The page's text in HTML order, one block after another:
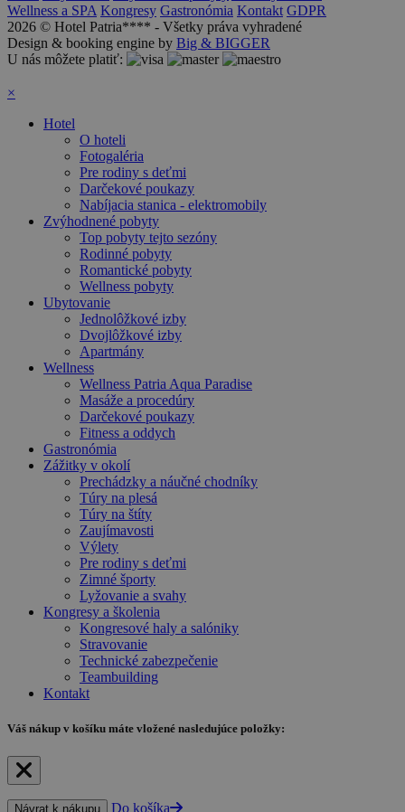
Wellness a SPA Kongresy Gastronómia Kontakt GDPR
2026 © Hotel Patria**** - Všetky práva vyhradené
Design & booking engine by Big & BIGGER
U nás môžete platiť:
×
Hotel
O hoteli
Fotogaléria
Pre rodiny s deťmi
Darčekové poukazy
Nabíjacia stanica - elektromobily
Zvýhodnené pobyty
Top pobyty tejto sezóny
Rodinné pobyty
Romantické pobyty
Wellness pobyty
Ubytovanie
Jednolôžkové izby
Dvojlôžkové izby
Apartmány
Wellness
Wellness Patria Aqua Paradise
Masáže a procedúry
Darčekové poukazy
Fitness a oddych
Gastronómia
Zážitky v okolí
Prechádzky a náučné chodníky
Túry na plesá
Túry na štíty
Zaujímavosti
Výlety
Pre rodiny s deťmi
Zimné športy
Lyžovanie a svahy
Kongresy a školenia
Kongresové haly a salóniky
Stravovanie
Technické zabezpečenie
Teambuilding
Kontakt
Váš nákup v košíku máte vložené nasledujúce položky:
Návrat k nákupu Do košíka